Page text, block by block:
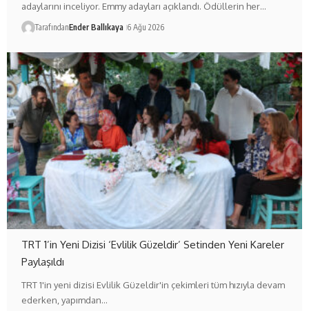
adaylarını inceliyor. Emmy adayları açıklandı. Ödüllerin her…
TarafındanEnder Ballıkaya 6 Ağu 2026
TRT 1’in Yeni Dizisi ‘Evlilik Güzeldir’ Setinden Yeni Kareler
Paylaşıldı
TRT 1'in yeni dizisi Evlilik Güzeldir'in çekimleri tüm hızıyla devam
ederken, yapımdan…